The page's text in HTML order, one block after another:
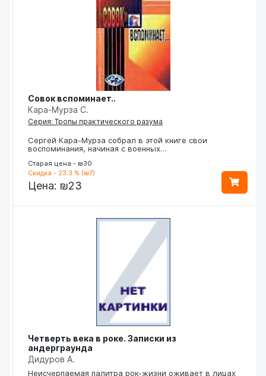
Совок вспоминает..
Кара-Мурза С.
Серия: Тропы практического разума
Сергей Кара-Мурза собрал в этой книге свои
воспоминания, начиная с военных…
Старая цена - ₪30
Скидка - 23.3 % (₪7)
Цена: ₪23
Четверть века в роке. Записки из
андерграунда
Дидуров А.
Неисчерпаемая палитра рок-жизни оживает в лицах